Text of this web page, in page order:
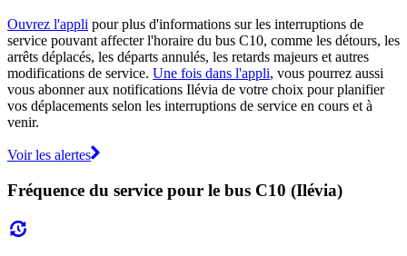
Ouvrez l'appli pour plus d'informations sur les interruptions de
service pouvant affecter l'horaire du bus C10, comme les détours, les
arrêts déplacés, les départs annulés, les retards majeurs et autres
modifications de service. Une fois dans l'appli, vous pourrez aussi
vous abonner aux notifications Ilévia de votre choix pour planifier
vos déplacements selon les interruptions de service en cours et à
venir.
Voir les alertes
Fréquence du service pour le bus C10 (Ilévia)